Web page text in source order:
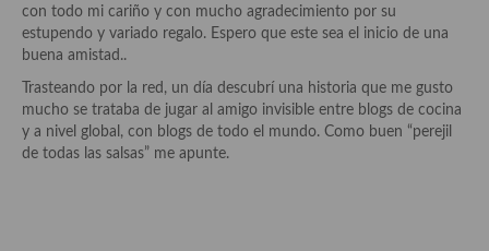
Especias, hierbas, condimentos, espesantes y aditivos
Historia de la gastronomía, platos celebres, cocineros, críticos,
historias culinarias y otras cosas
Origen y evolución de la comida
con todo mi cariño y con mucho agradecimiento por su
estupendo y variado regalo. Espero que este sea el inicio de una
buena amistad..
Trasteando por la red, un día descubrí una historia que me gusto
mucho se trataba de jugar al amigo invisible entre blogs de cocina
y a nivel global, con blogs de todo el mundo. Como buen “perejil
de todas las salsas” me apunte.